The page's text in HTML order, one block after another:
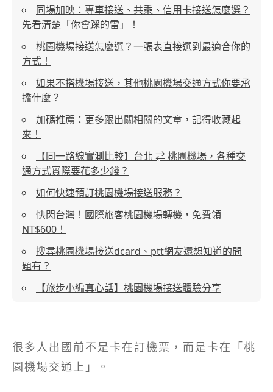
同場加映：專車接送、共乘、信用卡接送怎麼選？
先看清楚「你會踩的雷」！
桃園機場接送怎麼選？一張表直接選到最適合你的
方式！
如果不搭機場接送，其他桃園機場交通方式你要承
擔什麼？
加碼推薦：更多跟出關相關的文章，記得收藏起
來！
【同一路線實測比較】台北 ⇄ 桃園機場，各種交
通方式實際要花多少錢？
如何快速預訂桃園機場接送服務？
快閃台灣！國際旅客桃園機場轉機，免費領
NT$600！
搜尋桃園機場接送dcard、ptt網友還想知道的問
題有？
【旅步小編真心話】桃園機場接送體驗分享
很多人出國前不是卡在訂機票，而是卡在「桃
園機場交通上」。